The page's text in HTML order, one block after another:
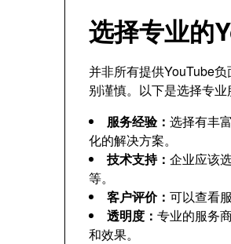
选择专业的
并非所有提供YouTube
别谨慎。以下是选择专
服务经验： 选择有丰
化的解决方案。
技术支持： 企业应该
等。
客户评价： 可以查看
透明度： 专业的服务
和效果。